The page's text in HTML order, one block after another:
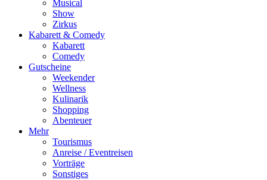
Musical
Show
Zirkus
Kabarett & Comedy
Kabarett
Comedy
Gutscheine
Weekender
Wellness
Kulinarik
Shopping
Abenteuer
Mehr
Tourismus
Anreise / Eventreisen
Vorträge
Sonstiges